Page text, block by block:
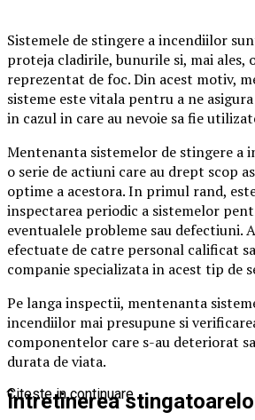
Sistemele de stingere a incendiilor
proteja cladirile, bunurile si, mai ales,
reprezentat de foc. Din acest motiv,
sisteme este vitala pentru a ne
in cazul in care au nevoie sa fie
Mentenanta sistemelor de stingere a
o serie de actiuni care au drept scop
optime a acestora. In primul rand,
inspectarea periodic a sistemelor
eventualele probleme sau defectiuni.
efectuate de catre personal calificat
companie specializata in acest tip de
Pe langa inspectii, mentenanta
incendiilor mai presupune si
componentelor care s-au deteriorat
durata de viata.
Întretinerea
Citeste in continuare